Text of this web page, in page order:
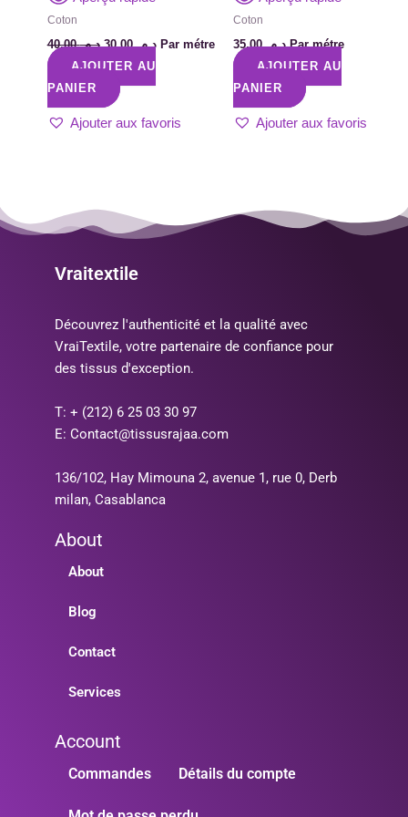
Coton
د.م.40,00 د.م.30,00
Par métre
AJOUTER AU
PANIER
Ajouter aux favoris
Coton
د.م.35,00
Par métre
AJOUTER AU
PANIER
Ajouter aux favoris
Vraitextile
Découvrez l'authenticité et la qualité avec
VraiTextile, votre partenaire de confiance pour
des tissus d'exception.
T: + (212) 6 25 03 30 97
E: Contact@tissusrajaa.com
136/102, Hay Mimouna 2, avenue 1, rue 0, Derb
milan, Casablanca
About
About
Blog
Contact
Services
Account
Commandes Détails du compte